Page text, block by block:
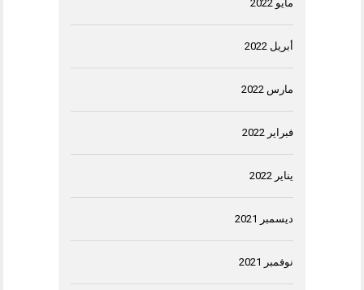
مايو 2022
أبريل 2022
مارس 2022
فبراير 2022
يناير 2022
ديسمبر 2021
نوفمبر 2021